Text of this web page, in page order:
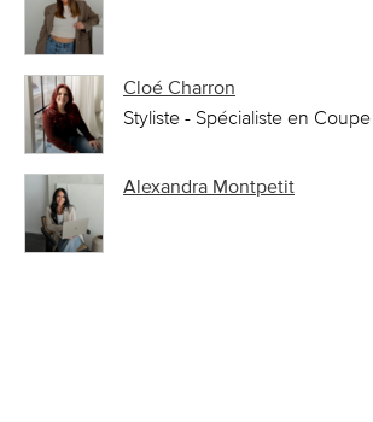
Cloé Charron
Styliste - Spécialiste en
Alexandra Montpetit